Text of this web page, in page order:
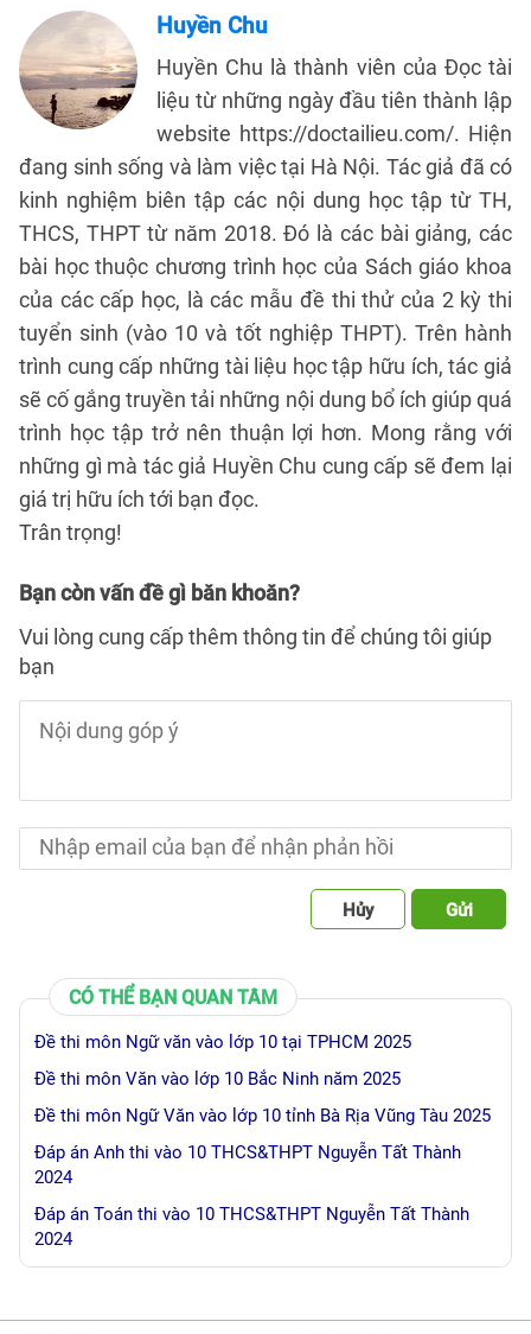
Huyền Chu
Huyền Chu là thành viên của Đọc tài
liệu từ những ngày đầu tiên thành lập
website https://doctailieu.com/. Hiện
đang sinh sống và làm việc tại Hà Nội. Tác giả đã có
kinh nghiệm biên tập các nội dung học tập từ TH,
THCS, THPT từ năm 2018. Đó là các bài giảng, các
bài học thuộc chương trình học của Sách giáo khoa
của các cấp học, là các mẫu đề thi thử của 2 kỳ thi
tuyển sinh (vào 10 và tốt nghiệp THPT). Trên hành
trình cung cấp những tài liệu học tập hữu ích, tác giả
sẽ cố gắng truyền tải những nội dung bổ ích giúp quá
trình học tập trở nên thuận lợi hơn. Mong rằng với
những gì mà tác giả Huyền Chu cung cấp sẽ đem lại
giá trị hữu ích tới bạn đọc.
Trân trọng!
Bạn còn vấn đề gì băn khoăn?
Vui lòng cung cấp thêm thông tin để chúng tôi giúp
bạn
Hủy Gửi
CÓ THỂ BẠN QUAN TÂM
Đề thi môn Ngữ văn vào lớp 10 tại TPHCM 2025
Đề thi môn Văn vào lớp 10 Bắc Ninh năm 2025
Đề thi môn Ngữ Văn vào lớp 10 tỉnh Bà Rịa Vũng Tàu 2025
Đáp án Anh thi vào 10 THCS&THPT Nguyễn Tất Thành
2024
Đáp án Toán thi vào 10 THCS&THPT Nguyễn Tất Thành
2024